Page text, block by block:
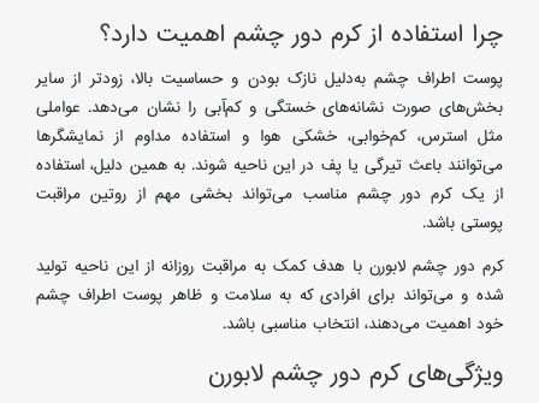
چرا استفاده از کرم دور چشم اهمیت دارد؟
پوست اطراف چشم به‌دلیل نازک بودن و حساسیت بالا، زودتر از سایر
بخش‌های صورت نشانه‌های خستگی و کم‌آبی را نشان می‌دهد. عواملی
مثل استرس، کم‌خوابی، خشکی هوا و استفاده مداوم از نمایشگرها
می‌توانند باعث تیرگی یا پف در این ناحیه شوند. به همین دلیل، استفاده
از یک کرم دور چشم مناسب می‌تواند بخشی مهم از روتین مراقبت
پوستی باشد.
کرم دور چشم لابورن با هدف کمک به مراقبت روزانه از این ناحیه تولید
شده و می‌تواند برای افرادی که به سلامت و ظاهر پوست اطراف چشم
خود اهمیت می‌دهند، انتخاب مناسبی باشد.
ویژگی‌های کرم دور چشم لابورن